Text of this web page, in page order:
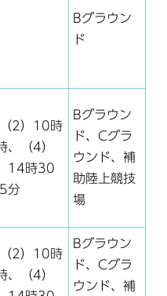
Bグラウン
ド
2）10時
（4）
14時30
分
Bグラウン
ド、Cグラ
ウンド、補
助陸上競技
場
2）10時
（4）
Bグラウン
ド、Cグラ
ウンド、補